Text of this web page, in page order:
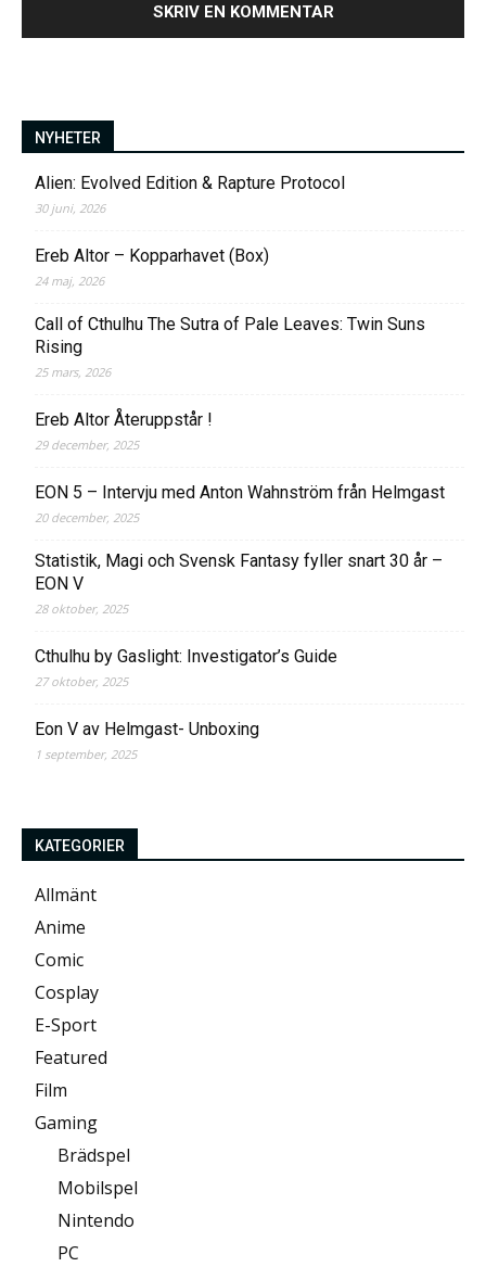
NYHETER
Alien: Evolved Edition & Rapture Protocol
30 juni, 2026
Ereb Altor – Kopparhavet (Box)
24 maj, 2026
Call of Cthulhu The Sutra of Pale Leaves: Twin Suns
Rising
25 mars, 2026
Ereb Altor Återuppstår !
29 december, 2025
EON 5 – Intervju med Anton Wahnström från Helmgast
20 december, 2025
Statistik, Magi och Svensk Fantasy fyller snart 30 år –
EON V
28 oktober, 2025
Cthulhu by Gaslight: Investigator’s Guide
27 oktober, 2025
Eon V av Helmgast- Unboxing
1 september, 2025
KATEGORIER
Allmänt
Anime
Comic
Cosplay
E-Sport
Featured
Film
Gaming
Brädspel
Mobilspel
Nintendo
PC